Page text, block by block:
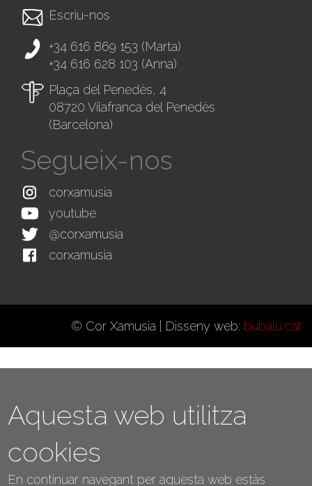
Escriu-nos
+34 616 869 153 (Marta)
+34 616 628 103 (Anna)
Plaça del Penedès, 4
08720 Vilafranca del Penedès
(Barcelona)
Segueix-nos
corxamusia
youtube
@corxamusia
corxamusia
© Cor Xamusia | Disseny web: bubalu.cat
Aquesta web utilitza
cookies
En continuar navegant per aquesta web estàs